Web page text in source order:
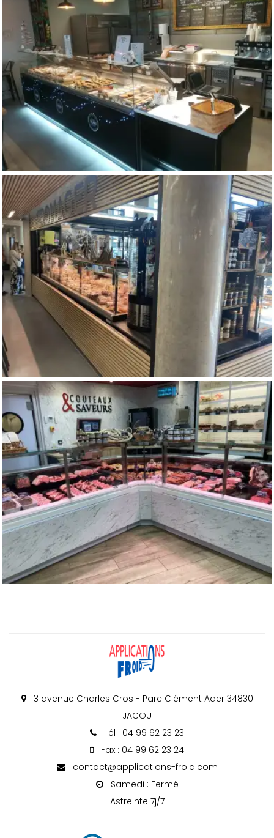
3 avenue Charles Cros - Parc Clément Ader 34830
JACOU
Tél : 04 99 62 23 23
Fax : 04 99 62 23 24
contact@applications-froid.com
Samedi : Fermé
Astreinte 7j/7